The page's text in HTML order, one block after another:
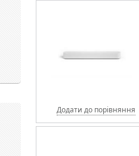
Додати до порівняння